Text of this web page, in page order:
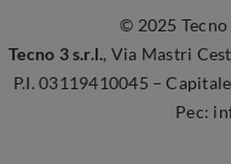
© 2025
Tecno 3 s.r.l., Via Mastri
P.I. 03119410045 –
Pec: